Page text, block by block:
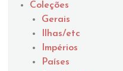
Coleções
Gerais
Ilhas/etc
Impérios
Países